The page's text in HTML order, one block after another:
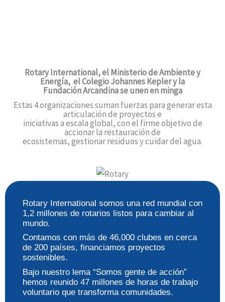
Rotary International,el Ministerio de Ambiente y
Energía, el Colegio Johannes Kepler y la
Fundación Arcandina se unen en minga
Estas 4 organizaciones suman fuerzas para generar esta
articulación de proyectos e
iniciativas a escala global, con el firme objetivo de
accionar la restauración de
ecosistemas, gestionar residuos y cuidar del agua.
Rotary International somos una red mundial con
1,2 millones de rotarios listos para cambiar al
mundo.
Contamos con más de 46,000 clubes en cerca
de 200 países, financiamos proyectos
sostenibles.
Bajo nuestro lema “Somos gente de acción”
hemos reunido 47 millones de horas de trabajo
voluntario que transforma comunidades.